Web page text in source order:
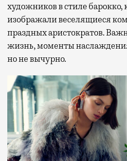
художников в стиле барокко,
изображали веселящиеся
праздных аристократов.
жизнь, моменты
но не вычурно.